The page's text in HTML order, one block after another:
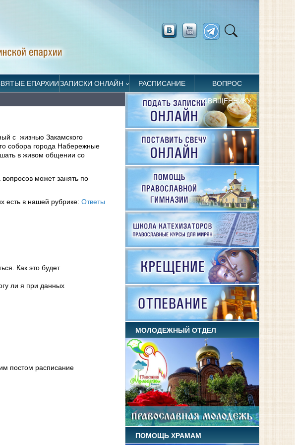
ЕПАРХИИЗАПИСКИ ОНЛАЙН РАСПИСАНИЕ ВОПРОС
СВЯЩЕННИКУ
с жизнью Закамского
собора города Набережные
в живом общении со
вопросов может занять по
есть в нашей рубрике: Ответы
Как это будет
ли я при данных
постом расписание
МОЛОДЕЖНЫЙ ОТДЕЛ
ПОМОЩЬ ХРАМАМ